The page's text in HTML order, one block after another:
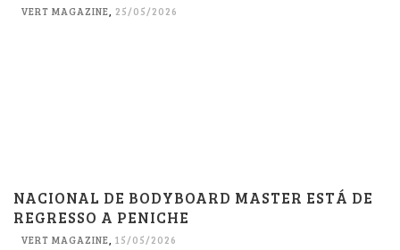
VERT MAGAZINE, 25/05/2026
NACIONAL DE BODYBOARD MASTER ESTÁ DE
REGRESSO A PENICHE
VERT MAGAZINE, 15/05/2026